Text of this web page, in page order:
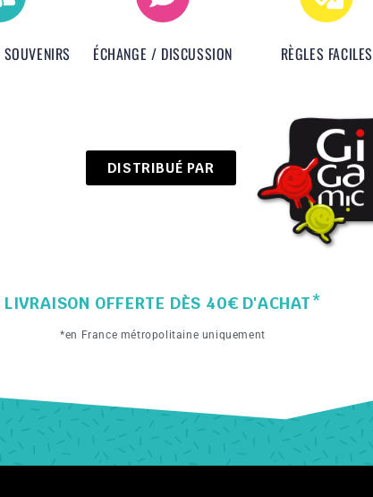
ÉCHANGE / DISCUSSION RÈGLES FACILES
DISTRIBUÉ PAR
LIVRAISON OFFERTE DÈS 40€ D'ACHAT*
*en France métropolitaine uniquement